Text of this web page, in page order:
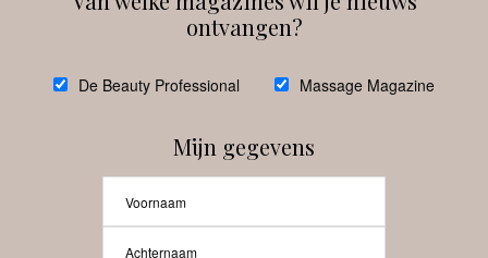
debeautyprofessional
ontvangen?
De Beauty Professional Massage Magazine
Mijn gegevens